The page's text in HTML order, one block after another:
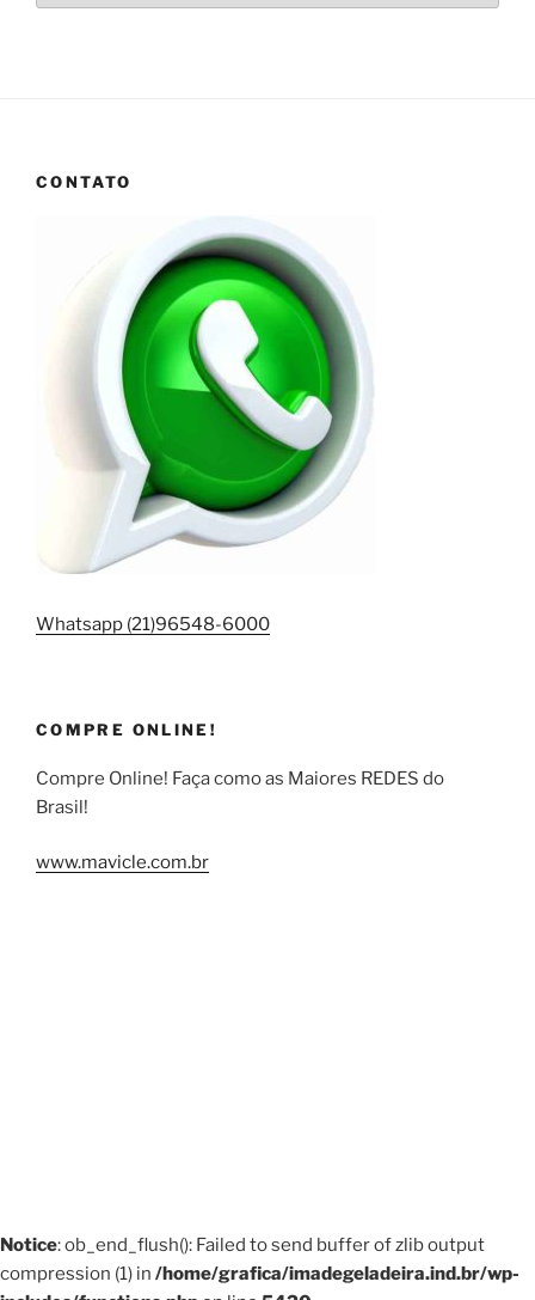
CONTATO
Whatsapp (21)96548-6000
COMPRE ONLINE!
Compre Online! Faça como as Maiores REDES do
Brasil!
www.mavicle.com.br
Notice: ob_end_flush(): Failed to send buffer of zlib output
compression (1) in /home/grafica/imadegeladeira.ind.br/wp-